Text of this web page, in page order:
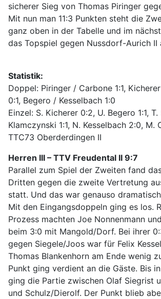
sicherer Sieg von Thomas Piringer
Mit nun man 11:3 Punkten steht die
ganz oben in der Tabelle und im
das Topspiel gegen Nussdorf-Aurich II
Statistik:
Doppel: Piringer / Carbone 1:1,
0:1, Begero / Kesselbach 1:0
Einzel: S. Kicherer 0:2, U. Begero 1:1, T.
Klamczynski 1:1, N. Kesselbach 2:0, M.
TTC73 Oberderdingen II
Herren III – TTV Freudental II 9:7
Parallel zum Spiel der Zweiten fand
Dritten gegen die zweite Vertretung
statt. Und das war genauso
Mit den Eingangsdoppeln ging es los.
Prozess machten Joe Nonnenmann
beim 3:0 mit Mangold/Dorf. Bei ihrer
gegen Siegele/Joos war für Felix
Thomas Blankenhorn am Ende wenig
Punkt ging verdient an die Gäste. Bis
ging die Partie zwischen Olaf Siegrist
und Schulz/Dierolf. Der Punkt blieb